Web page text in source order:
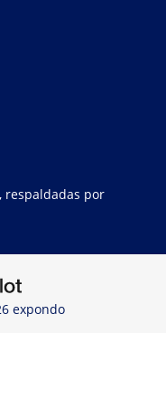
respaldadas por
expondo